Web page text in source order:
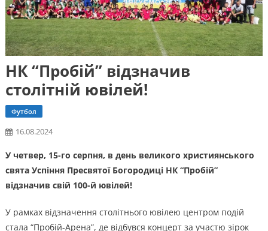
НК “Пробій” відзначив
столітній ювілей!
Футбол
16.08.2024
У четвер, 15-го серпня, в день великого християнського
свята Успіння Пресвятої Богородиці НК “Пробій”
відзначив свій 100-й ювілей!
У рамках відзначення столітнього ювілею центром подій
стала “Пробій-Арена”, де відбувся концерт за участю зірок